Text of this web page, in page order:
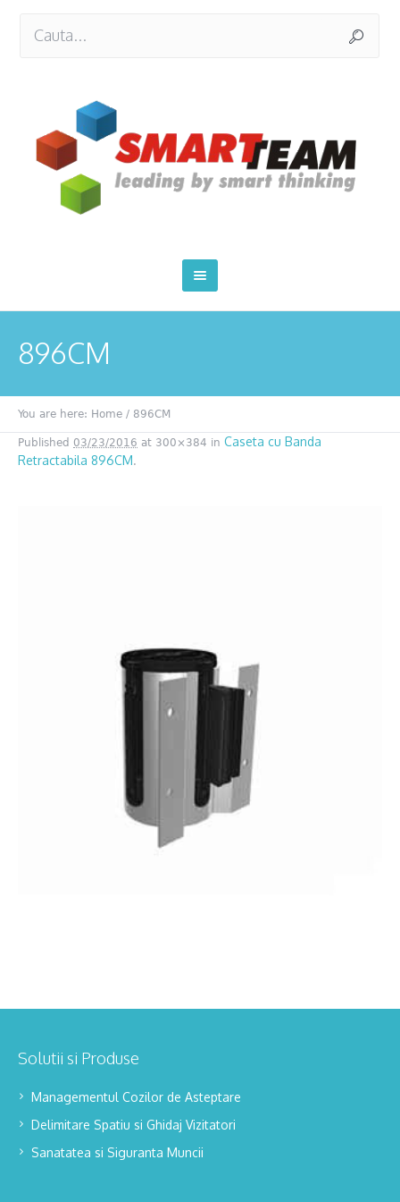
896CM
You are here: Home / 896CM
Published 03/23/2016 at 300×384 in Caseta cu Banda
Retractabila 896CM.
Solutii si Produse
Managementul Cozilor de Asteptare
Delimitare Spatiu si Ghidaj Vizitatori
Sanatatea si Siguranta Muncii